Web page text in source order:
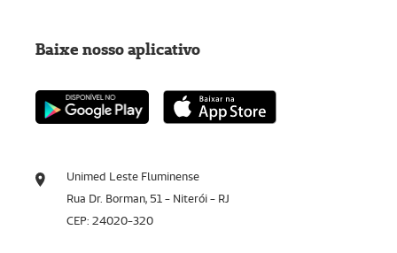
Unimed Leste Fluminense
Rua Dr. Borman, 51 - Niterói - RJ
CEP: 24020-320
Baixe nosso aplicativo